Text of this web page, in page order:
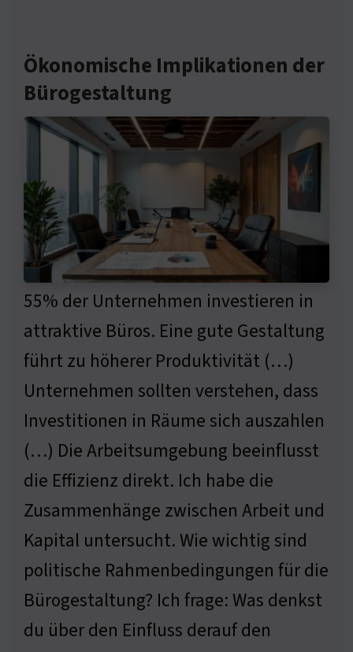
Ökonomische Implikationen der
Bürogestaltung
55% der Unternehmen investieren in
attraktive Büros. Eine gute Gestaltung
führt zu höherer Produktivität (…)
Unternehmen sollten verstehen, dass
Investitionen in Räume sich auszahlen
(…) Die Arbeitsumgebung beeinflusst
die Effizienz direkt. Ich habe die
Zusammenhänge zwischen Arbeit und
Kapital untersucht. Wie wichtig sind
politische Rahmenbedingungen für die
Bürogestaltung? Ich frage: Was denkst
du über den Einfluss derauf den